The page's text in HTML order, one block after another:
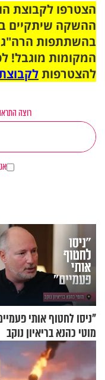
ההשקה שיתקיים
בהשתתפות הרה"ג
המקומות מוגבל!
להצטרפות
רוצה
"ניסו לחטוף אותי
מוטי כהנא בריאיון נוקב